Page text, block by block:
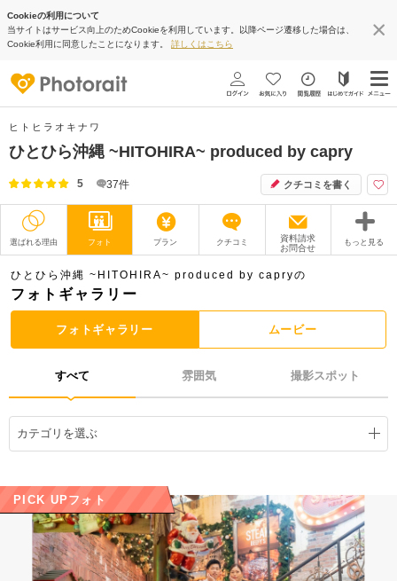
Cookieの利用について
当サイトはサービス向上のためCookieを利用しています。以降ページ遷移した場合は、
Cookie利用に同意したことになります。 詳しくはこちら
ヒトヒラオキナワ
ひとひら沖縄 ~HITOHIRA~ produced by capry
5 37件 クチコミを書く
選ばれる理由 フォト プラン クチコミ
資料請求
お問合せ
もっと見る
撮影レポート フォトグラファー
衣装 ムービー
ブログ
アクセス/TEL スタジオトップ
こだわりポイント
海での撮影 チャペルでの撮影
ひとひら沖縄 ~HITOHIRA~ produced by capryの
フォトギャラリー
フォトギャラリー ムービー
すべて 雰囲気 撮影スポット
カテゴリを選ぶ
PICK UPフォト